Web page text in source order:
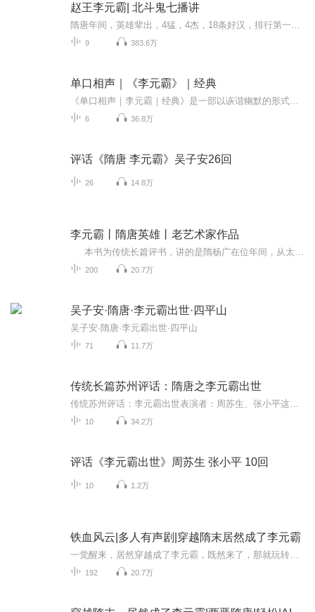
赵王李元霸| 北斗鬼七播讲
9 383.6万
单口相声｜《李元霸》｜经典
6 36.8万
评话《隋唐 李元霸》吴子安26回
26 14.8万
李元霸丨隋唐英雄丨老艺术家作品
200 20.7万
吴子安·隋唐·李元霸出世·四平山
吴子安·隋唐·李元霸出世·四平山
71 11.7万
传统长篇苏州评话：隋唐之李元霸出世
10 34.2万
评话《李元霸出世》周苏生 张小平 10回
10 1.2万
铁血风云|多人有声剧|穿越隋末居然成了李元霸
192 20.7万